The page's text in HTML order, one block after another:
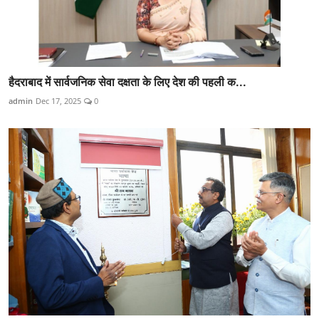
हैदराबाद में सार्वजनिक सेवा दक्षता के लिए देश की पहली क...
admin Dec 17, 2025 0